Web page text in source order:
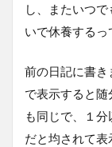
し、またいつ
いで休養するっ
前の日記に書き
で表示すると
も同じで、１
だと均されて